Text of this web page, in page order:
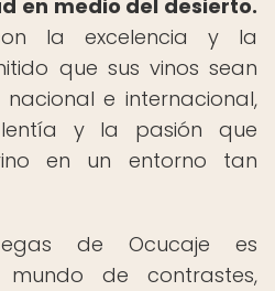
en medio del desierto.
la excelencia y la
que sus vinos sean
e internacional,
y la pasión que
en un entorno tan
de Ocucaje es
de contrastes,